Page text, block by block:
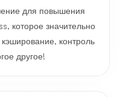
для повышения
которое значительно
контроль
другое!